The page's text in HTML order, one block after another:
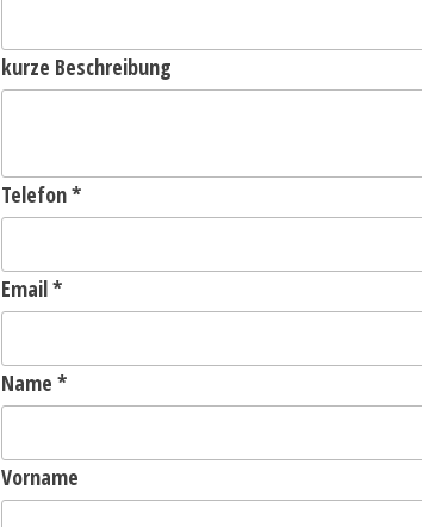
kurze Beschreibung
Telefon*
Email*
Name *
Vorname